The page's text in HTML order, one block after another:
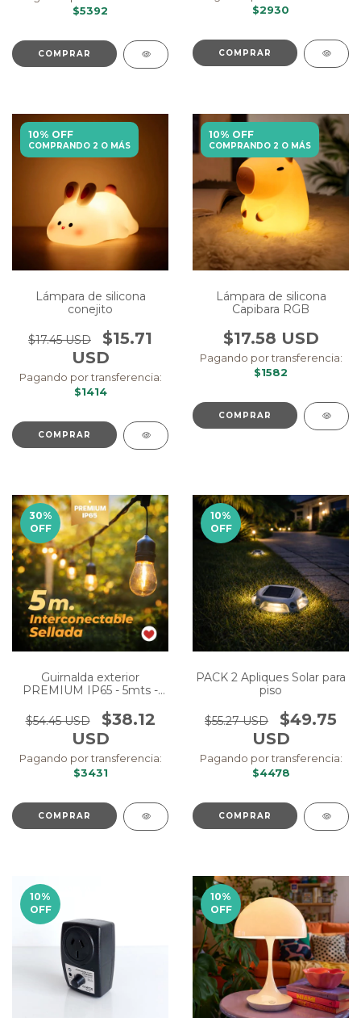
$5392
$2930
COMPRAR
10% OFF
COMPRANDO 2 O MÁS
Lámpara de silicona
conejito
$17.45 USD
$15.71
USD
Pagando por transferencia:
$1414
10% OFF
COMPRANDO 2 O MÁS
Lámpara de silicona
Capibara RGB
$17.58 USD
Pagando por transferencia:
$1582
30%
OFF
Guirnalda exterior
PREMIUM IP65 - 5mts -
$54.45 USD
$38.12
USD
Pagando por transferencia:
$3431
10%
OFF
PACK 2 Apliques Solar para
piso
$55.27 USD
$49.75
USD
Pagando por transferencia:
$4478
10%
OFF
10%
OFF